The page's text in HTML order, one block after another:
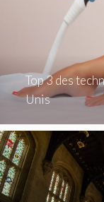
Top 3 des
Unis